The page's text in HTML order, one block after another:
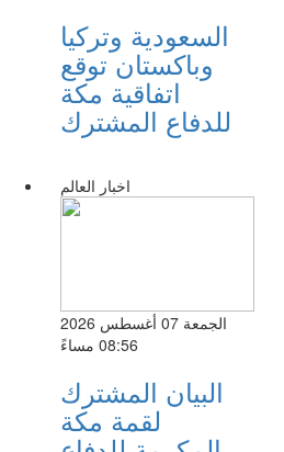
السعودية وتركيا
وباكستان توقع
اتفاقية مكة
للدفاع المشترك
اخبار العالم
الجمعة 07 أغسطس 2026
08:56 مساءً
البيان المشترك
لقمة مكة